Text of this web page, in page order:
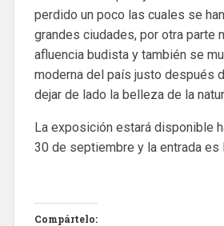
perdido un poco las cuales se
grandes ciudades, por otra parte
afluencia budista y también se
moderna del país justo después
dejar de lado la belleza de la
La exposición estará disponible
30 de septiembre y la entrada es
Compártelo: